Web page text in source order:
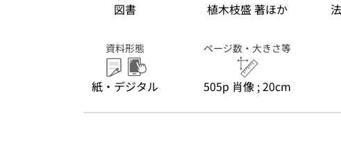
図書 植木枝盛 著ほか
資料形態
紙・デジタル
ページ数・大きさ等
505p 肖像 ; 20cm